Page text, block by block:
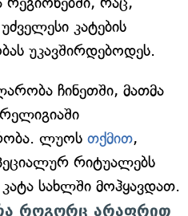
კატების
უკავშირდებოდეს.
ჩინეთში, მათმა
ლუოს თქმით,
რიტუალებს
სახლში მოჰყავდათ.
როგორც არაფრით